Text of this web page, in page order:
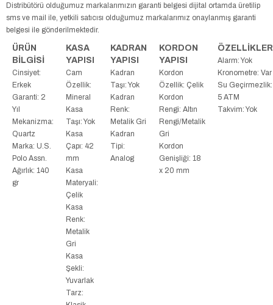
Distribütörü olduğumuz markalarımızın garanti belgesi dijital ortamda üretilip
sms ve mail ile, yetkili satıcısı olduğumuz markalarımız onaylanmış garanti
belgesi ile gönderilmektedir.
ÜRÜN
BİLGİSİ
Cinsiyet:
Erkek
Garanti: 2
Yıl
Mekanizma:
Quartz
Marka: U.S.
Polo Assn.
Ağırlık: 140
gr
KASA
YAPISI
Cam
Özellik:
Mineral
Kasa
Taşı: Yok
Kasa
Çapı: 42
mm
Kasa
Materyali:
Çelik
Kasa
Renk:
Metalik
Gri
Kasa
Şekli:
Yuvarlak
Tarz:
KADRAN
YAPISI
Kadran
Taşı: Yok
Kadran
Renk:
Metalik Gri
Kadran
Tipi:
Analog
KORDON
YAPISI
Kordon
Özellik: Çelik
Kordon
Rengi: Altın
Rengi/Metalik
Gri
Kordon
Genişliği: 18
x 20 mm
ÖZELLİKLER
Alarm: Yok
Kronometre: Var
Su Geçirmezlik:
5 ATM
Takvim: Yok